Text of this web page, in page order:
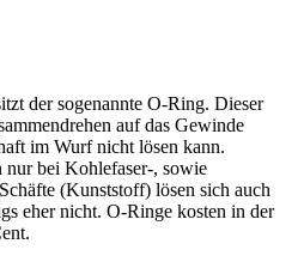
der sogenannte O-Ring. Dieser
auf das Gewinde
im Wurf nicht lösen kann.
bei Kohlefaser-, sowie
(Kunststoff) lösen sich auch
eher nicht. O-Ringe kosten in der